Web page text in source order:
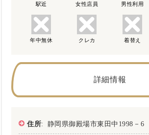
駅近 女性店員 男性利用
年中無休 クレカ 着替え
詳細情報
住所: 静岡県御殿場市東田中1998－6